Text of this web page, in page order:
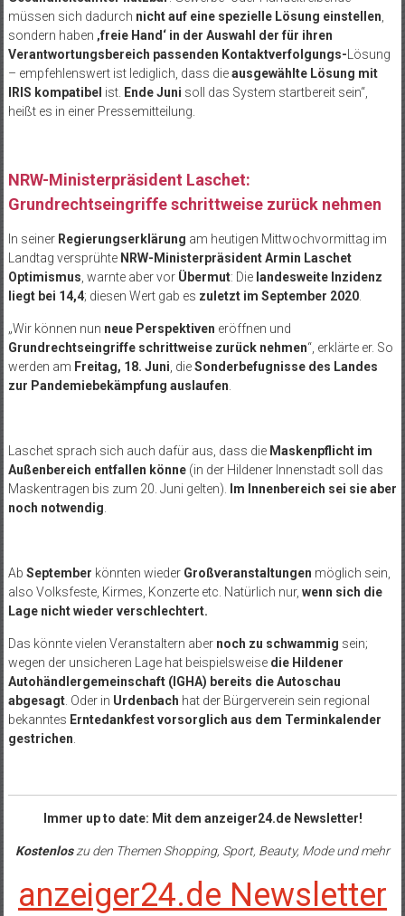
müssen sich dadurch nicht auf eine spezielle Lösung einstellen
sondern haben ‚freie Hand‘ in der Auswahl der für ihren
Verantwortungsbereich passenden Kontaktverfolgungs-Lösung
– empfehlenswert ist lediglich, dass dieausgewählte Lösung mit
IRIS kompatibel ist. Ende Juni soll das System startbereit sein“,
heißt es in einer Pressemitteilung.
NRW-Ministerpräsident Laschet:
Grundrechtseingriffe schrittweise zurück nehmen
In seiner Regierungserklärung am heutigen Mittwochvormittag im
Landtag versprühte NRW-Ministerpräsident Armin Laschet
Optimismus , warnte aber vor Übermut: Die landesweite Inzidenz
liegt bei 14,4; diesen Wert gab es zuletzt im September 2020.
„Wir können nun neue Perspektiven eröffnen und
Grundrechtseingriffe schrittweise zurück nehmen“, erklärte er. So
werden am Freitag, 18. Juni , dieSonderbefugnisse des Landes
zur Pandemiebekämpfung auslaufen
Laschet sprach sich auch dafür aus, dass die Maskenpflicht im
Außenbereich entfallen könne(in der Hildener Innenstadt soll das
Maskentragen bis zum 20. Juni gelten). Im Innenbereich sei sie aber
noch notwendig
Ab September könnten wieder Großveranstaltungen möglich sein,
also Volksfeste, Kirmes, Konzerte etc. Natürlich nur, wenn sich die
Lage nicht wieder verschlechtert.
Das könnte vielen Veranstaltern aber noch zu schwammig sein;
wegen der unsicheren Lage hat beispielsweise die Hildener
Autohändlergemeinschaft (IGHA) bereits die Autoschau
abgesagt. Oder in Urdenbach hat der Bürgerverein sein regional
bekanntes Erntedankfest vorsorglich aus dem Terminkalender
gestrichen
Immer up to date: Mit dem anzeiger24.de Newsletter!
Kostenloszu den Themen Shopping, Sport, Beauty, Mode und mehr
anzeiger24.de Newsletter